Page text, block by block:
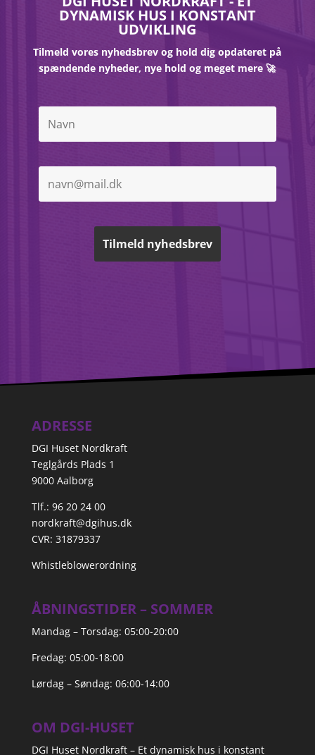
DYNAMISK HUS I KONSTANT
UDVIKLING
Tilmeld vores nyhedsbrev og hold dig opdateret på
spændende nyheder, nye hold og meget mere 🚀
ADRESSE
DGI Huset Nordkraft
Teglgårds Plads 1
9000 Aalborg
Tlf.: 96 20 24 00
nordkraft@dgihus.dk
CVR: 31879337
Whistleblowerordning
ÅBNINGSTIDER – SOMMER
Mandag – Torsdag: 05:00-20:00
Fredag: 05:00-18:00
Lørdag – Søndag: 06:00-14:00
OM DGI-HUSET
DGI Huset Nordkraft – Et dynamisk hus i konstant